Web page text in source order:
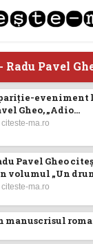
Radu Pavel
eveniment
Gheo, „Adio...
citeste-ma.ro
Pavel Gheo
volumul „Un
citeste-ma.ro
manuscrisul